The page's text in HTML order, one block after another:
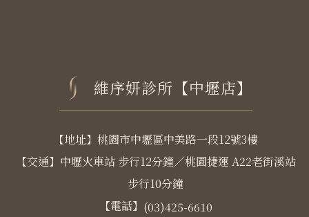
維序妍診所【中壢店】
【地址】桃園市中壢區中美路一段12號3樓
【交通】中壢火車站 步行12分鐘／桃園捷運 A22老街溪站
步行10分鐘
【電話】 (03)425-6610